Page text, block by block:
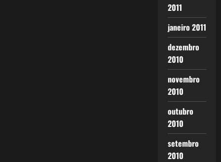
2011
janeiro 2011
dezembro
2010
novembro
2010
outubro
2010
setembro
2010